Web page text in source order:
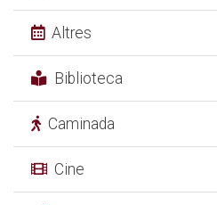
Altres
Biblioteca
Caminada
Cine